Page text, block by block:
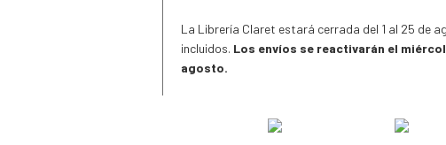
La Librería Claret estará cerrada del 1 al 25 de
incluidos. Los envíos se reactivarán el
agosto.